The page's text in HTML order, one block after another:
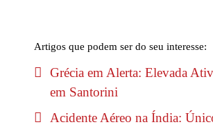
Artigos que podem ser do seu interesse:
Grécia em Alerta: Elevada
em Santorini
Acidente Aéreo na Índia: